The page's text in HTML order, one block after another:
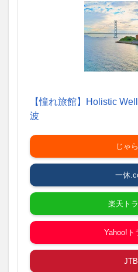
【憧れ旅館】Holistic
波
じゃ
一休
楽天ト
Yahoo!ト
JTB